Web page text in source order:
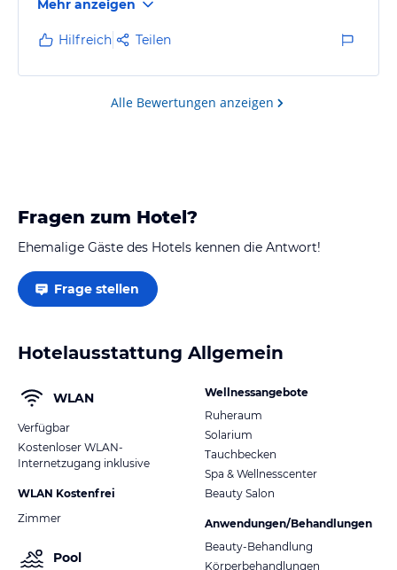
Mehr anzeigen
Hilfreich Teilen
Alle Bewertungen anzeigen
Fragen zum Hotel?
Ehemalige Gäste des Hotels kennen die Antwort!
Frage stellen
Hotelausstattung Allgemein
WLAN
Verfügbar
Kostenloser WLAN-
Internetzugang inklusive
WLAN Kostenfrei
Zimmer
Pool
Wellnessangebote
Ruheraum
Solarium
Tauchbecken
Spa & Wellnesscenter
Beauty Salon
Anwendungen/Behandlungen
Beauty-Behandlung
Körperbehandlungen